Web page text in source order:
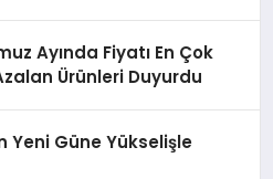
Ayında Fiyatı En Çok
Ürünleri Duyurdu
Yeni Güne Yükselişle